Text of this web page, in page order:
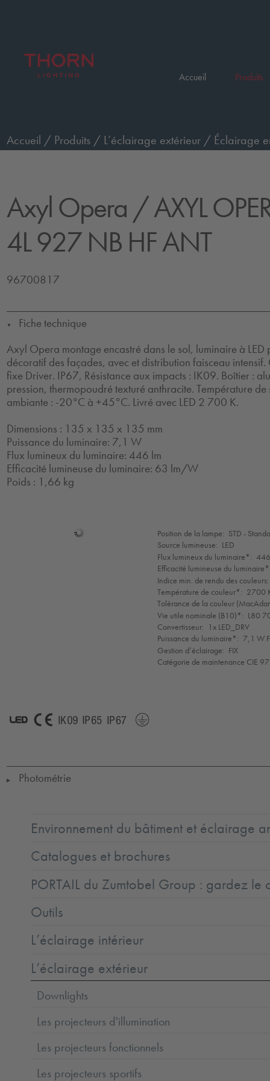
Accueil Produits
Accueil / Produits / L’éclairage extérieur / Éclairage
Axyl Opera / AXYL
4L 927 NB HF ANT
96700817
▼
Fiche technique
Axyl Opera montage encastré dans le sol, luminaire à
décoratif des façades, avec et distribution faisceau intensif.
fixe Driver. IP67, Résistance aux impacts : IK09. Boîtier :
pression, thermopoudré texturé anthracite. Température
ambiante : -20°C à +45°C. Livré avec LED 2 700 K.
Dimensions : 135 x 135 x 135 mm
Puissance du luminaire: 7,1 W
Flux lumineux du luminaire: 446 lm
Efficacité lumineuse du luminaire: 63 lm/W
Poids : 1,66 kg
Sélection
de
mode
Position de la lampe: STD -
Source lumineuse: LED
Flux lumineux du luminaire*:
Efficacité lumineuse du
Indice min. de rendu des couleurs:
Température de couleur*: 2700
Tolérance de la couleur
Vie utile nominale (B10)*: L80
Convertisseur: 1x LED_DRV
Puissance du luminaire*: 7,1 W
Gestion d’éclairage: FIX
Catégorie de maintenance CIE
▶ Photométrie
Environnement du bâtiment et éclairage
Catalogues et brochures
PORTAIL du Zumtobel Group : gardez le
Outils
L’éclairage intérieur
L’éclairage extérieur
Downlights
Les projecteurs d'illumination
Les projecteurs fonctionnels
Les projecteurs sportifs